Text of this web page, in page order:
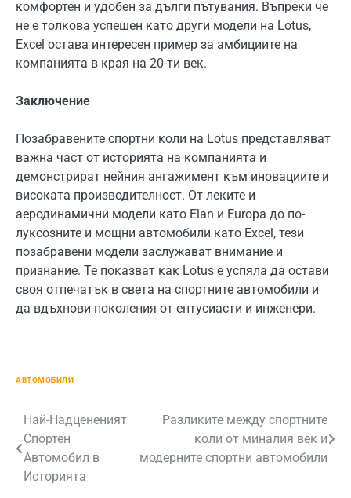
комфортен и удобен за дълги пътувания. Въпреки че
не е толкова успешен като други модели на Lotus,
Excel остава интересен пример за амбициите на
компанията в края на 20-ти век.
Заключение
Позабравените спортни коли на Lotus представляват
важна част от историята на компанията и
демонстрират нейния ангажимент към иновациите и
високата производителност. От леките и
аеродинамични модели като Elan и Europa до по-
луксозните и мощни автомобили като Excel, тези
позабравени модели заслужават внимание и
признание. Те показват как Lotus е успяла да остави
своя отпечатък в света на спортните автомобили и
да вдъхнови поколения от ентусиасти и инженери.
АВТОМОБИЛИ
Навигация
Най-Надцененият
Спортен
Автомобил в
Историята
Разликите между спортните
коли от миналия век и
модерните спортни автомобили